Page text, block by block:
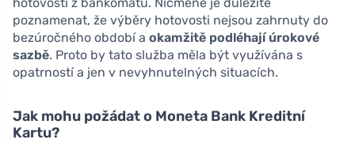
hotovosti z bankomatu. Nicméně je důležité
poznamenat, že výběry hotovosti nejsou zahrnuty do
bezúročného období a okamžitě podléhají úrokové
sazbě. Proto by tato služba měla být využívána s
opatrností a jen v nevyhnutelných situacích.
Jak mohu požádat o Moneta Bank Kreditní
Kartu?